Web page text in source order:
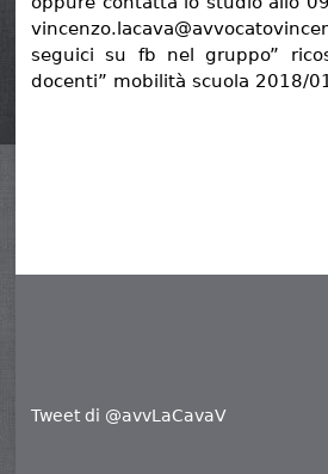
seguici su fb nel gruppo”
docenti” mobilità scuola 2018/
Tweet di @avvLaCavaV